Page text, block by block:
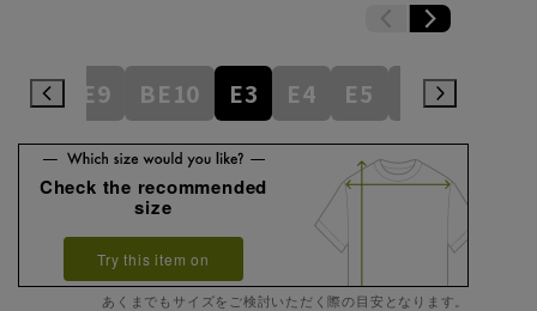
BE9 BE10 E3 E4 E5 E6
Check the recommended
size
Try this item on
あくまでもサイズをご検討いただく際の目安となります。